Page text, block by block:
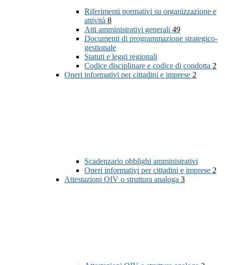
Riferimenti normativi su organizzazione e
attività 8
Atti amministrativi generali 49
Documenti di programmazione strategico-
gestionale
Statuti e leggi regionali
Codice disciplinare e codice di condotta 2
Oneri informativi per cittadini e imprese 2
Scadenzario obblighi amministrativi
Oneri informativi per cittadini e imprese 2
Attestazioni OIV o struttura analoga 3